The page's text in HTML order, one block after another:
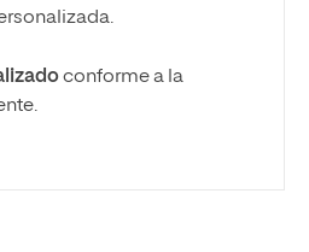
conforme a la